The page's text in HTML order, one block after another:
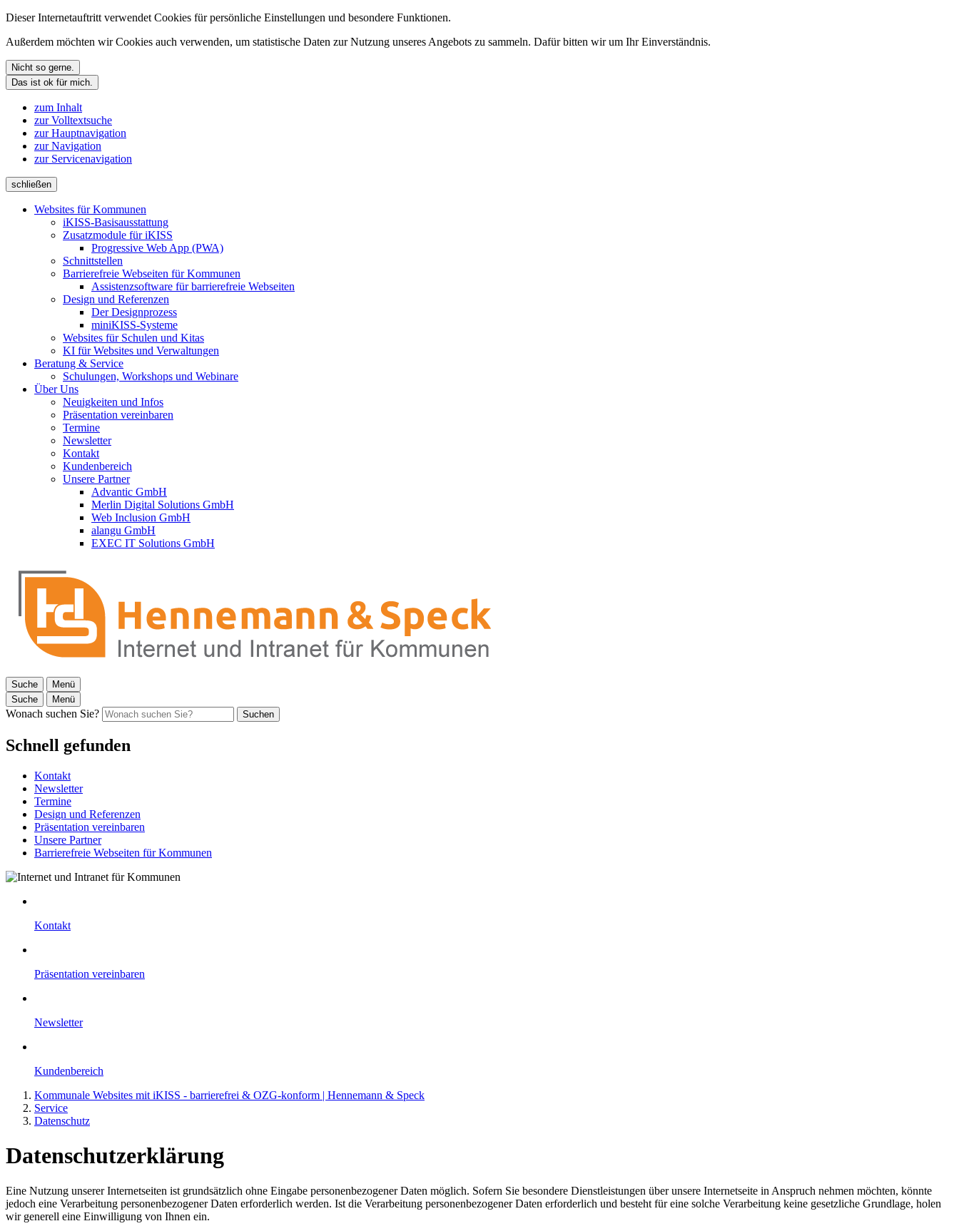
Dieser Internetauftritt verwendet Cookies für persönliche Einstellungen und besondere Funktionen.
Außerdem möchten wir Cookies auch verwenden, um statistische Daten zur Nutzung unseres Angebots zu sammeln. Dafür bitten wir um Ihr Einverständnis.
Nicht so gerne.
Das ist ok für mich.
zum Inhalt
zur Volltextsuche
zur Hauptnavigation
zur Navigation
zur Servicenavigation
schließen
Websites für Kommunen
iKISS-Basisausstattung
Zusatzmodule für iKISS
Progressive Web App (PWA)
Schnittstellen
Barrierefreie Webseiten für Kommunen
Assistenzsoftware für barrierefreie Webseiten
Design und Referenzen
Der Designprozess
miniKISS-Systeme
Websites für Schulen und Kitas
KI für Websites und Verwaltungen
Beratung & Service
Schulungen, Workshops und Webinare
Über Uns
Neuigkeiten und Infos
Präsentation vereinbaren
Termine
Newsletter
Kontakt
Kundenbereich
Unsere Partner
Advantic GmbH
Merlin Digital Solutions GmbH
Web Inclusion GmbH
alangu GmbH
EXEC IT Solutions GmbH
Suche
Menü
Suche
Menü
Wonach suchen Sie? Suchen
Schnell gefunden
Kontakt
Newsletter
Termine
Design und Referenzen
Präsentation vereinbaren
Unsere Partner
Barrierefreie Webseiten für Kommunen
Kontakt
Präsentation vereinbaren
Newsletter
Kundenbereich
Kommunale Websites mit iKISS - barrierefrei & OZG-konform | Hennemann & Speck
Service
Datenschutz
Datenschutzerklärung
Eine Nutzung unserer Internetseiten ist grundsätzlich ohne Eingabe personenbezogener Daten möglich. Sofern Sie besondere Dienstleistungen über unsere Internetseite in Anspruch nehmen möchten, könnte
jedoch eine Verarbeitung personenbezogener Daten erforderlich werden. Ist die Verarbeitung personenbezogener Daten erforderlich und besteht für eine solche Verarbeitung keine gesetzliche Grundlage, holen
wir generell eine Einwilligung von Ihnen ein.